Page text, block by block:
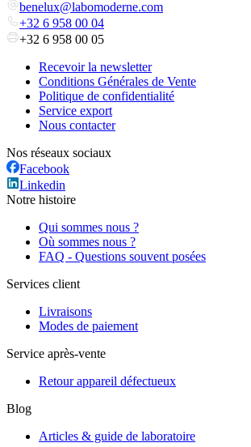
benelux@labomoderne.com
+32 6 958 00 04
+32 6 958 00 05
Recevoir la newsletter
Conditions Générales de Vente
Politique de confidentialité
Service export
Nous contacter
Nos réseaux sociaux
Facebook
Linkedin
Notre histoire
Qui sommes nous ?
Où sommes nous ?
FAQ - Questions souvent posées
Services client
Livraisons
Modes de paiement
Service après-vente
Retour appareil défectueux
Blog
Articles & guide de laboratoire